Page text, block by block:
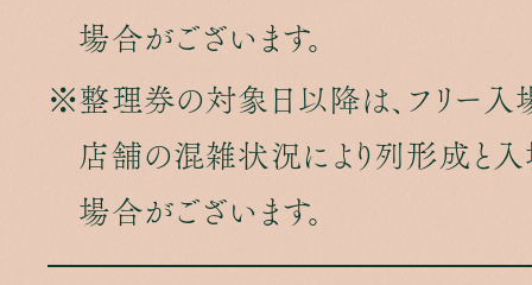
場合がございます。
整理券の対象日以降は、フリー入
店舗の混雑状況により列形成と
場合がございます。